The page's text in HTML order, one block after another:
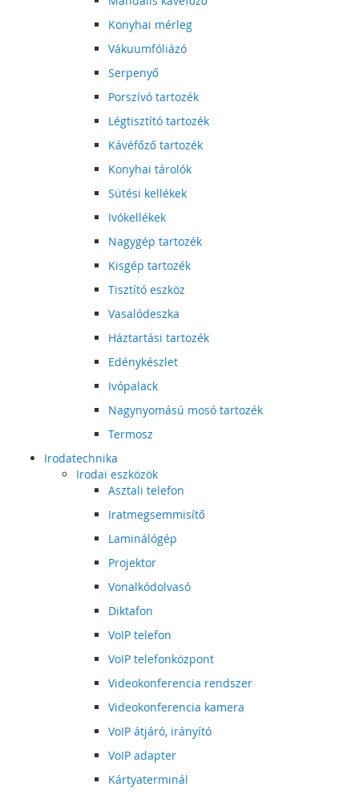
Konyhai mérleg
Vákuumfóliázó
Serpenyő
Porszívó tartozék
Légtisztító tartozék
Kávéfőző tartozék
Konyhai tárolók
Sütési kellékek
Ivókellékek
Nagygép tartozék
Kisgép tartozék
Tisztító eszköz
Vasalódeszka
Háztartási tartozék
Edénykészlet
Ivópalack
Nagynyomású mosó tartozék
Termosz
Irodatechnika
Irodai eszközök
Asztali telefon
Iratmegsemmisítő
Laminálógép
Projektor
Vonalkódolvasó
Diktafon
VoIP telefon
VoIP telefonközpont
Videokonferencia rendszer
Videokonferencia kamera
VoIP átjáró, irányító
VoIP adapter
Kártyaterminál